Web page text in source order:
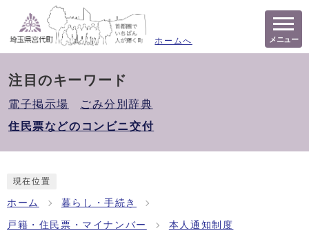
ホームへ メニュー
注目のキーワード
電子掲示場
ごみ分別辞典
住民票などのコンビニ交付
現在位置
ホーム 暮らし・手続き
戸籍・住民票・マイナンバー 本人通知制度